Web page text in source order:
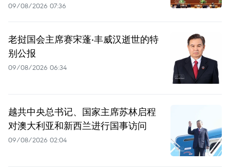
09/08/2026 07:36
老挝国会主席赛宋蓬·丰威汉逝世的特
别公报
09/08/2026 06:34
越共中央总书记、国家主席苏林启程
对澳大利亚和新西兰进行国事访问
09/08/2026 02:04